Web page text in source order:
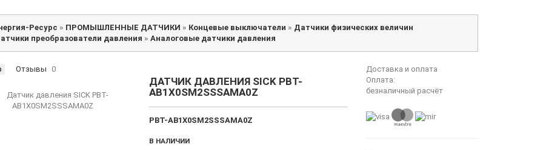
Ресурс » ПРОМЫШЛЕННЫЕ ДАТЧИКИ » Концевые выключатели » Датчики физических величин
преобразователи давления » Аналоговые датчики давления
Отзывы 0
ДАТЧИК ДАВЛЕНИЯ SICK PBT-
AB1X0SM2SSSAMA0Z
PBT-AB1X0SM2SSSAMA0Z
В НАЛИЧИИ
Доставка и оплата
Оплата:
безналичный расчёт